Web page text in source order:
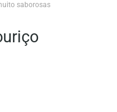
saborosas